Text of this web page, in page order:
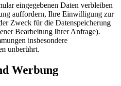
eingegebenen Daten verbleiben
auffordern, Ihre Einwilligung zur
Zweck für die Datenspeicherung
Bearbeitung Ihrer Anfrage).
insbesondere
unberührt.
Werbung